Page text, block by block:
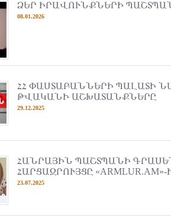
ՁԵՐ ԻՐԱՎՈՒՆՔՆԵՐԻ
08.01.2026
ՀՀ ՓԱՍՏԱԲԱՆՆԵՐԻ ՊԱԼԱՏԻ
ԹՎԱԿԱՆԻ ԱՇԽԱՏԱՆՔՆԵՐԸ
29.12.2025
ՀԱՆՐԱՅԻՆ ՊԱՇՏՊԱՆԻ
ՀԱՐՑԱԶՐՈՒՅՑԸ
23.07.2025